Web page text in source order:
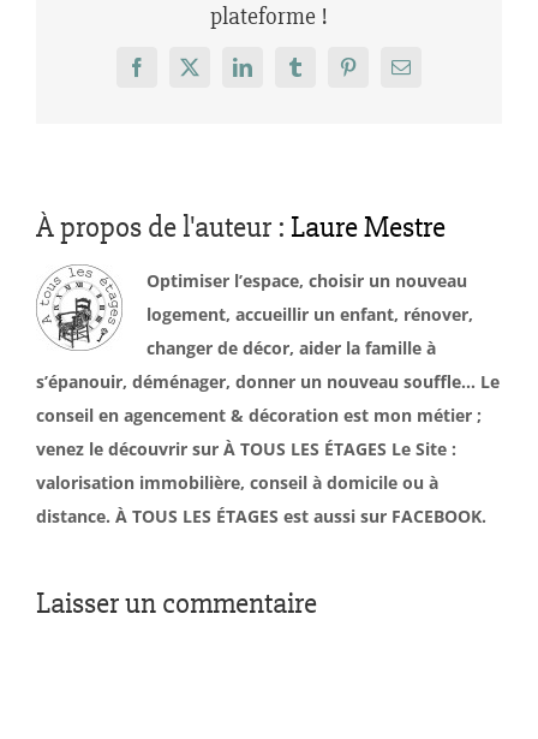
plateforme !
Facebook
X LinkedInTumblrPinterestEmail
À propos de l'auteur : Laure Mestre
Optimiser l’espace, choisir un nouveau
logement, accueillir un enfant, rénover,
changer de décor, aider la famille à
s’épanouir, déménager, donner un nouveau souffle… Le
conseil en agencement & décoration est mon métier ;
venez le découvrir sur À TOUS LES ÉTAGES Le Site :
valorisation immobilière, conseil à domicile ou à
distance. À TOUS LES ÉTAGES est aussi sur FACEBOOK.
Laisser un commentaire